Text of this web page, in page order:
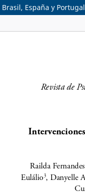
España y Portugal